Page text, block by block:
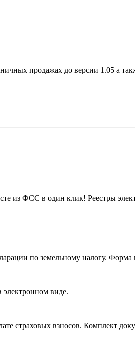
продажах до версии 1.05 а
из ФСС в один клик! Реестры
по земельному налогу. Форма
виде.
страховых взносов. Комплект